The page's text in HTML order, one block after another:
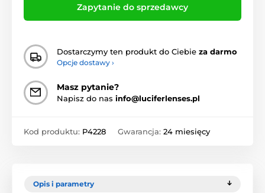
Zapytanie do sprzedawcy
Dostarczymy ten produkt do Ciebie za darmo
Opcje dostawy ›
Masz pytanie?
Napisz do nas info@luciferlenses.pl
Kod produktu: P4228 Gwarancja: 24 miesięcy
Opis i parametry